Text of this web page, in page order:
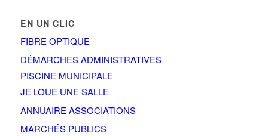
EN UN CLIC
FIBRE OPTIQUE
DÉMARCHES ADMINISTRATIVES
PISCINE MUNICIPALE
JE LOUE UNE SALLE
ANNUAIRE ASSOCIATIONS
MARCHÉS PUBLICS